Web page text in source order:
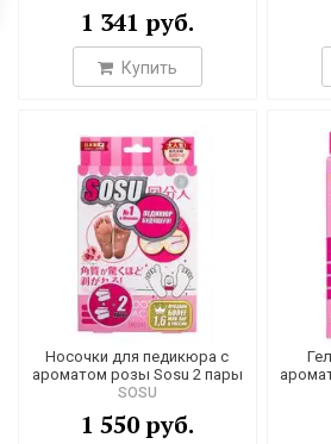
1 341 руб.
Купить
Носочки для педикюра с
ароматом розы Sosu 2 пары
SOSU
1 550 руб.